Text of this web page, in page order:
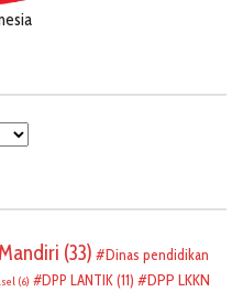
(33)
Dinas pendidikan
(6) DPP LANTIK(11)
DPP LKKN